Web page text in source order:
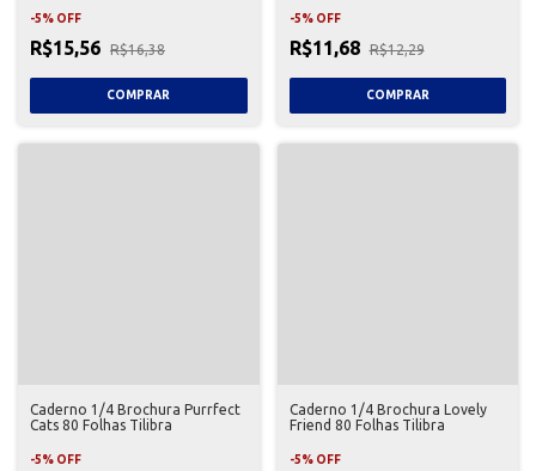
-5% OFF
R$15,56 R$16,38
-5% OFF
R$11,68 R$12,29
Caderno 1/4 Brochura Purrfect
Cats 80 Folhas Tilibra
-5% OFF
Caderno 1/4 Brochura Lovely
Friend 80 Folhas Tilibra
-5% OFF